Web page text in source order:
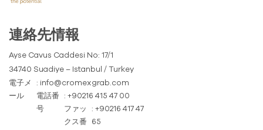
連絡先情報
Ayse Cavus Caddesi No: 17/1
34740 Suadiye – Istanbul / Turkey
電子メ
ール
: info@cromexgrab.com
電話番
号
: +90216 415 47 00
ファッ
クス番
: +90216 417 47
65